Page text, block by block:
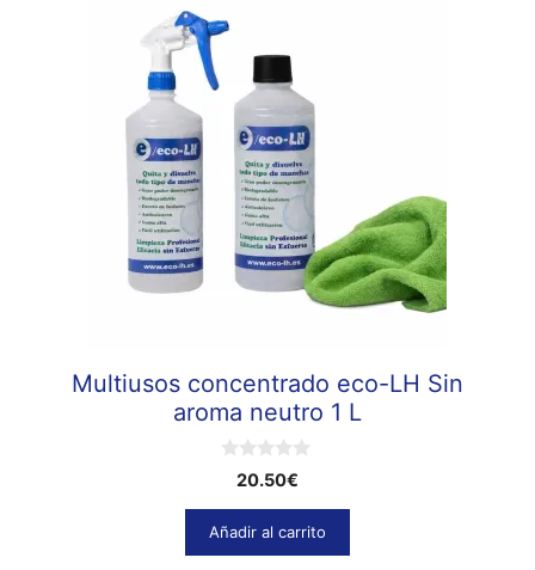
Multiusos concentrado eco-LH Sin
aroma neutro 1 L
e
5
20.50€
Añadir al carrito